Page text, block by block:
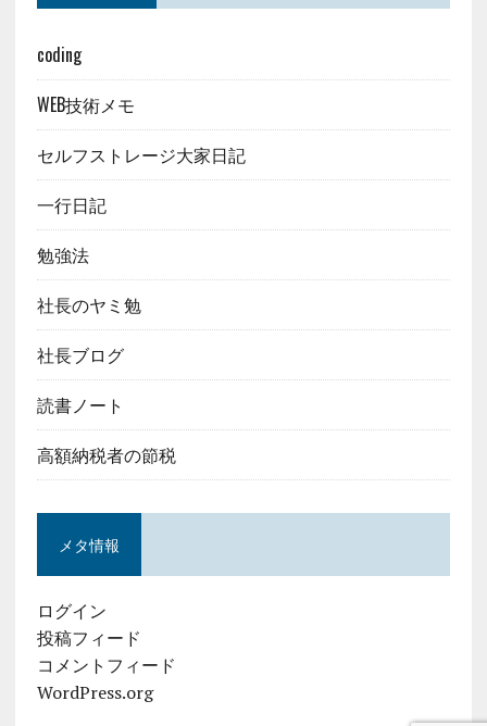
coding
WEB技術メモ
セルフストレージ大家日記
一行日記
勉強法
社長のヤミ勉
社長ブログ
読書ノート
高額納税者の節税
メタ情報
ログイン
投稿フィード
コメントフィード
WordPress.org